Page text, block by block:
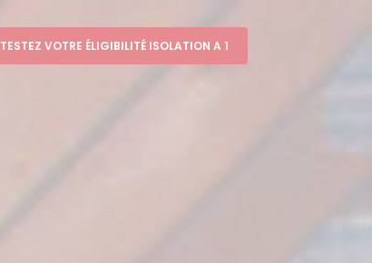
TESTEZ VOTRE ÉLIGIBILITÉ ISOLATION A 1